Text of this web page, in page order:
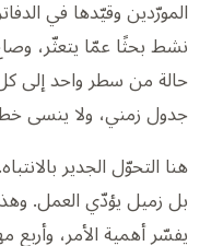
المورّدين وقيّدها في
نشط بحثًا عمّا يتعثّر،
حالة من سطر واحد إلى
جدول زمني، ولا ينسى
هنا التحوّل الجدير
بل زميل يؤدّي العمل.